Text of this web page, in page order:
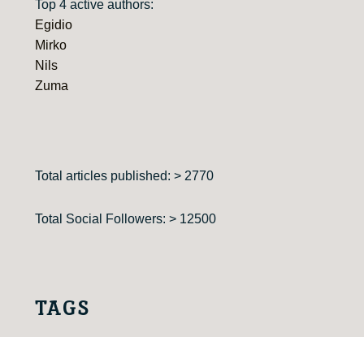
Top 4 active authors:
Egidio
Mirko
Nils
Zuma
Total articles published: > 2770
Total Social Followers: > 12500
TAGS